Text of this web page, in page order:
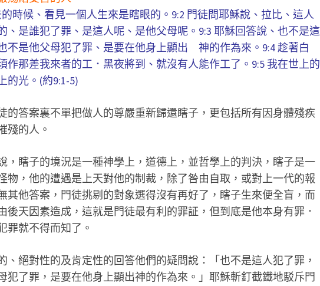
的時候、看見一個人生來是瞎眼的。9:2 門徒問耶穌說、拉比、這人
、是誰犯了罪、是這人呢、是他父母呢。9:3 耶穌回答說、也不是這
不是他父母犯了罪、是要在他身上顯出 神的作為來。9:4 趁著白
作那差我來者的工．黑夜將到、就沒有人能作工了。9:5 我在世上的
的光。(約9:1-5)
的答案裏不單把做人的尊嚴重新歸還瞎子，更包括所有因身體殘疾
殘的人。
，瞎子的境況是一種神學上，道德上，並哲學上的判決，瞎子是一
物，他的遭遇是上天對他的制裁，除了咎由自取，或對上一代的報
其他答案，門徒挑剔的對象選得沒有再好了，瞎子生來便全盲，而
後天因素造成，這就是門徒最有利的罪証，但到底是他本身有罪．
罪就不得而知了。
、絕對性的及肯定性的回答他們的疑問說：「也不是這人犯了罪，
犯了罪，是要在他身上顯出神的作為來。」耶穌斬釘截鐵地駁斥門